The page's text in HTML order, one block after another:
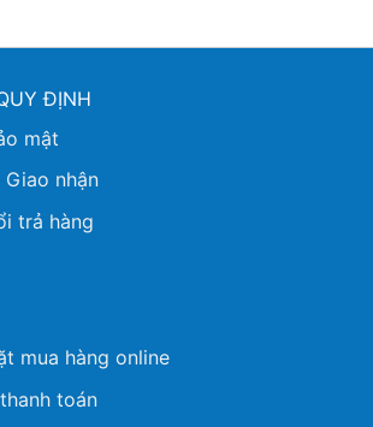
ĐỊNH
mật
Giao nhận
trả hàng
mua hàng online
toán